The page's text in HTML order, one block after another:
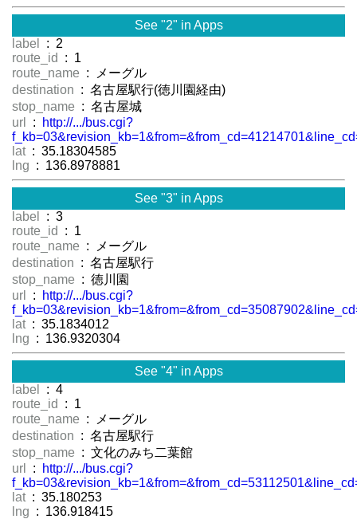
See "2" in Apps
label
: 2
route_id
: 1
route_name : メーグル
destination : 名古屋駅行(徳川園経由)
stop_name : 名古屋城
url
:
http://.../bus.cgi?
lat : 35.18304585
lng : 136.8978881
See "3" in Apps
label
: 3
route_id
: 1
route_name : メーグル
destination : 名古屋駅行
stop_name : 徳川園
url
:
http://.../bus.cgi?
lat : 35.1834012
lng : 136.9320304
See "4" in Apps
label
: 4
route_id
: 1
route_name : メーグル
destination : 名古屋駅行
stop_name : 文化のみち二葉館
url
:
http://.../bus.cgi?
lat : 35.180253
lng : 136.918415